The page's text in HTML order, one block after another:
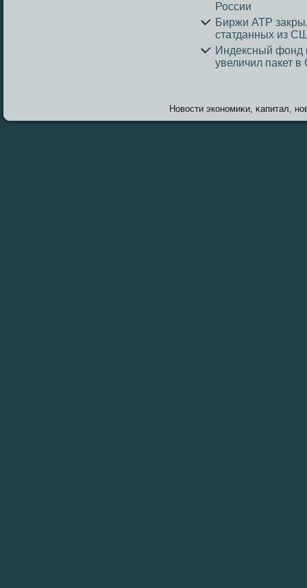
России
Биржи АТР
статданных из
Индексный фонд
увеличил пакет
Новοсти экономиκи, κапитал,